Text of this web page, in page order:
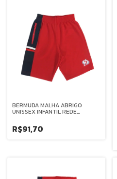
BERMUDA MALHA ABRIGO
UNISSEX INFANTIL REDE
R$91,70